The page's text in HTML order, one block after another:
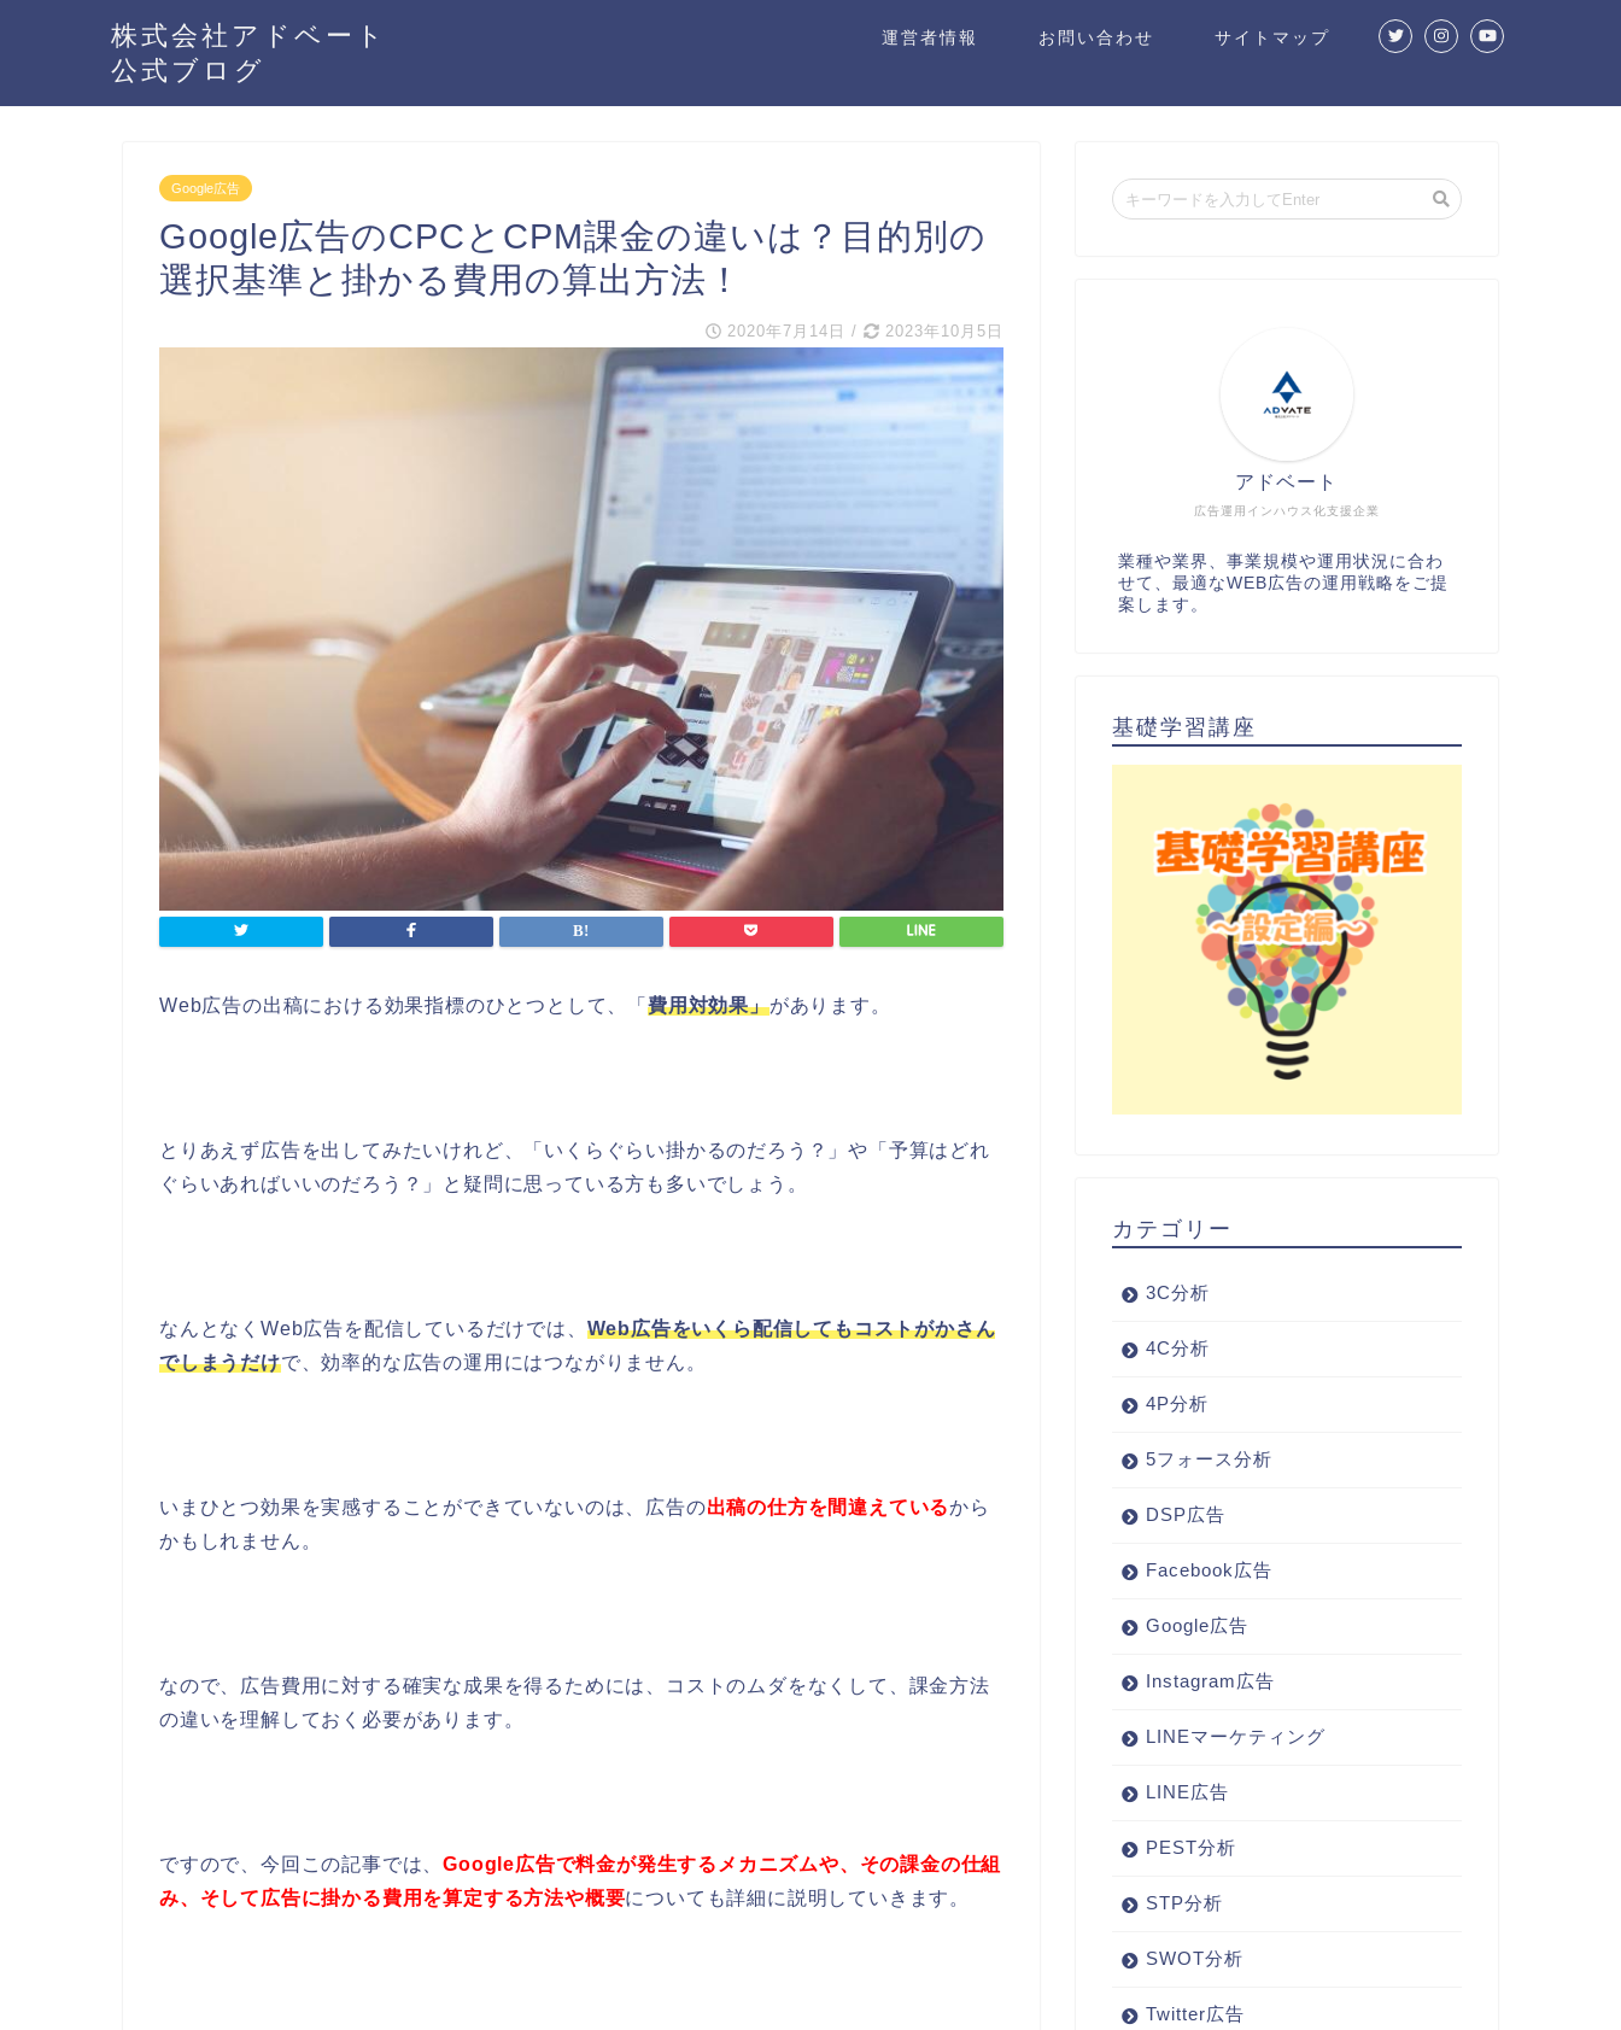
株式会社アドベート
公式ブログ
運営者情報 お問い合わせ サイトマップ
Google広告
Google広告のCPCとCPM課金の違いは？目的別の
選択基準と掛かる費用の算出方法！
2020年7月14日 / 2023年10月5日
Web広告の出稿における効果指標のひとつとして、「 費用対効果」があります。
とりあえず広告を出してみたいけれど、「いくらぐらい掛かるのだろう？」や「予算はどれ
ぐらいあればいいのだろう？」と疑問に思っている方も多いでしょう。
なんとなくWeb広告を配信しているだけでは、 Web広告をいくら配信してもコストがかさん
でしまうだけで、効率的な広告の運用にはつながりません。
いまひとつ効果を実感することができていないのは、広告の出稿の仕方を間違えているから
かもしれません。
なので、広告費用に対する確実な成果を得るためには、コストのムダをなくして、課金方法
の違いを理解しておく必要があります。
ですので、今回この記事では、Google広告で料金が発生するメカニズムや、その課金の仕組
み、そして広告に掛かる費用を算定する方法や概要についても詳細に説明していきます。
広告運用インハウス化支援企業
アドベート
業種や業界、事業規模や運用状況に合わ
せて、最適なWEB広告の運用戦略をご提
案します。
基礎学習講座
カテゴリー
3C分析
4C分析
4P分析
5フォース分析
DSP広告
Facebook広告
Google広告
Instagram広告
LINEマーケティング
LINE広告
PEST分析
STP分析
SWOT分析
Twitter広告